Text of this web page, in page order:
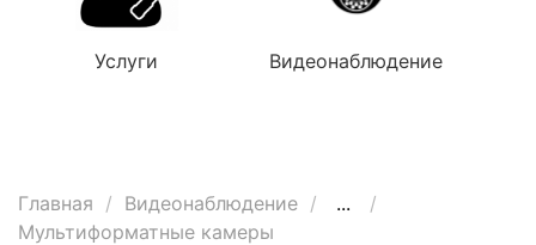
Услуги Видеонаблюдение
Главная Видеонаблюдение
...
Мультиформатные камеры